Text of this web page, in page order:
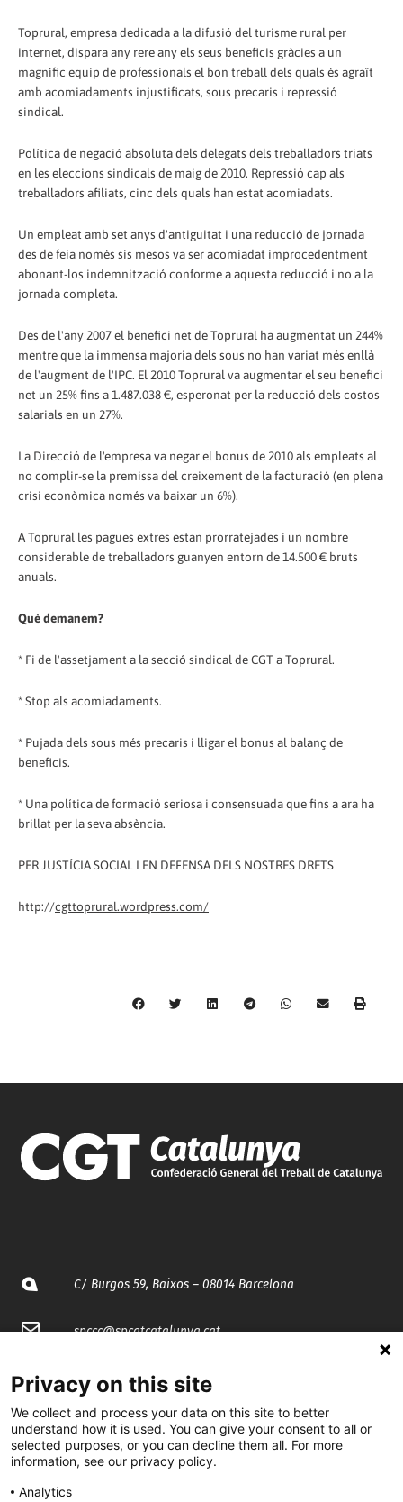
Toprural, empresa dedicada a la difusió del turisme rural per
internet, dispara any rere any els seus beneficis gràcies a un
magnífic equip de professionals el bon treball dels quals és agraït
amb acomiadaments injustificats, sous precaris i repressió
sindical.
Política de negació absoluta dels delegats dels treballadors triats
en les eleccions sindicals de maig de 2010. Repressió cap als
treballadors afiliats, cinc dels quals han estat acomiadats.
Un empleat amb set anys d'antiguitat i una reducció de jornada
des de feia només sis mesos va ser acomiadat improcedentment
abonant-los indemnització conforme a aquesta reducció i no a la
jornada completa.
Des de l'any 2007 el benefici net de Toprural ha augmentat un 244%
mentre que la immensa majoria dels sous no han variat més enllà
de l'augment de l'IPC. El 2010 Toprural va augmentar el seu benefici
net un 25% fins a 1.487.038 €, esperonat per la reducció dels costos
salarials en un 27%.
La Direcció de l'empresa va negar el bonus de 2010 als empleats al
no complir-se la premissa del creixement de la facturació (en plena
crisi econòmica només va baixar un 6%).
A Toprural les pagues extres estan prorratejades i un nombre
considerable de treballadors guanyen entorn de 14.500 € bruts
anuals.
Què demanem?
* Fi de l'assetjament a la secció sindical de CGT a Toprural.
* Stop als acomiadaments.
* Pujada dels sous més precaris i lligar el bonus al balanç de
beneficis.
* Una política de formació seriosa i consensuada que fins a ara ha
brillat per la seva absència.
PER JUSTÍCIA SOCIAL I EN DEFENSA DELS NOSTRES DRETS
http://cgttoprural.wordpress.com/
C/ Burgos 59, Baixos – 08014 Barcelona
spccc@spcgtcatalunya.cat
@CGTCatalunya
cgtcatalunya
CGTCatalunya
Privacy on this site
We collect and process your data on this site to better
understand how it is used. You can give your consent to all or
selected purposes, or you can decline them all. For more
information, see our privacy policy.
Analytics